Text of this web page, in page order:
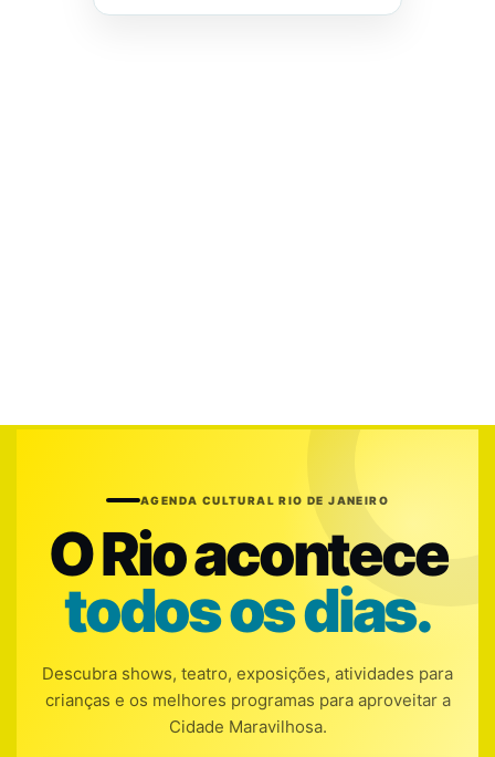
AGENDA CULTURAL RIO DE JANEIRO
O Rio acontece
todos os dias.
Descubra shows, teatro, exposições, atividades para
crianças e os melhores programas para aproveitar a
Cidade Maravilhosa.